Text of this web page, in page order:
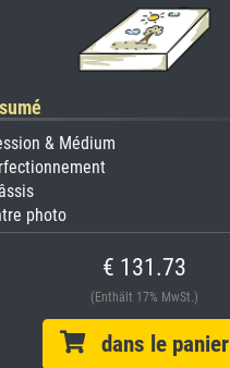
& Médium
photo
€ 131.73
(Enthält 17% MwSt.)
dans le panier